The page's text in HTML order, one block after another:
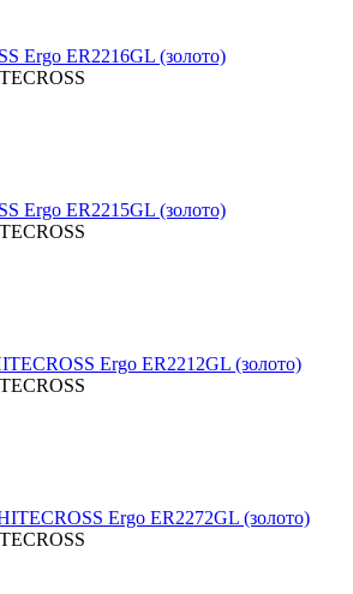
Ergo ER2216GL (золото)
Ergo ER2215GL (золото)
Ergo ER2212GL (золото)
Ergo ER2272GL (золото)